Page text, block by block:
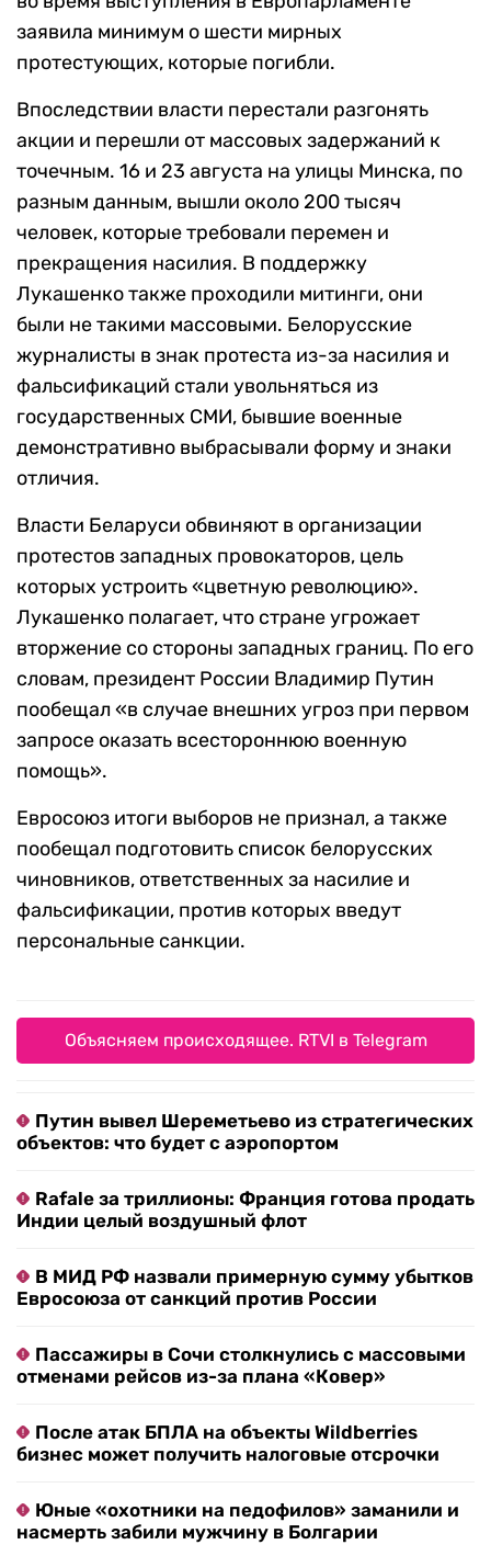
заявила минимум о шести мирных
протестующих, которые погибли.
Впоследствии власти перестали разгонять
акции и перешли от массовых задержаний к
точечным. 16 и 23 августа на улицы Минска, по
разным данным, вышли около 200 тысяч
человек, которые требовали перемен и
прекращения насилия. В поддержку
Лукашенко также проходили митинги, они
были не такими массовыми. Белорусские
журналисты в знак протеста из-за насилия и
фальсификаций стали увольняться из
государственных СМИ, бывшие военные
демонстративно выбрасывали форму и знаки
отличия.
Власти Беларуси обвиняют в организации
протестов западных провокаторов, цель
которых устроить «цветную революцию».
Лукашенко полагает, что стране угрожает
вторжение со стороны западных границ. По его
словам, президент России Владимир Путин
пообещал «в случае внешних угроз при первом
запросе оказать всестороннюю военную
помощь».
Евросоюз итоги выборов не признал, а также
пообещал подготовить список белорусских
чиновников, ответственных за насилие и
фальсификации, против которых введут
персональные санкции.
Объясняем происходящее. RTVI в Telegram
Путин вывел Шереметьево из стратегических
объектов: что будет с аэропортом
Rafale за триллионы: Франция готова продать
Индии целый воздушный флот
В МИД РФ назвали примерную сумму убытков
Евросоюза от санкций против России
Пассажиры в Сочи столкнулись с массовыми
отменами рейсов из-за плана «Ковер»
После атак БПЛА на объекты Wildberries
бизнес может получить налоговые отсрочки
Юные «охотники на педофилов» заманили и
насмерть забили мужчину в Болгарии